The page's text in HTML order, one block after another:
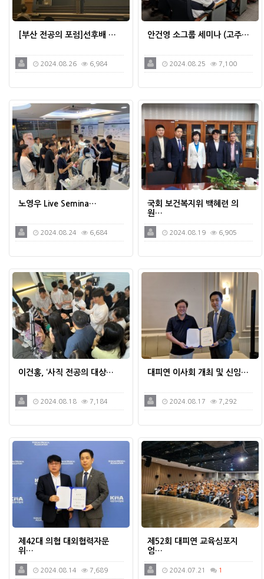
[부산 전공의 포럼]선후배 …
2024.08.26 6,984
안건영 소그룹 세미나 (고주…
2024.08.25 7,100
노영우 Live Semina…
2024.08.24 6,684
국회 보건복지위 백혜련 의
원…
2024.08.19 6,905
이건홍, ‘사직 전공의 대상…
2024.08.18 7,184
대피연 이사회 개최 및 신임…
2024.08.17 7,292
제42대 의협 대외협력자문
위…
2024.08.14 7,689
제52회 대피연 교육심포지
엄…
2024.07.21
1